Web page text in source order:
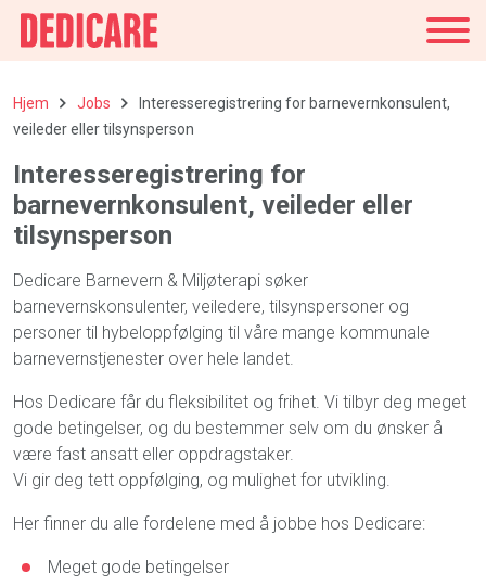
Hjem Jobs
Interesseregistrering for barnevernkonsulent,
veileder eller tilsynsperson
Interesseregistrering for
barnevernkonsulent, veileder eller
tilsynsperson
Dedicare Barnevern & Miljøterapi søker
barnevernskonsulenter, veiledere, tilsynspersoner og
personer til hybeloppfølging til våre mange kommunale
barnevernstjenester over hele landet.
Hos Dedicare får du fleksibilitet og frihet. Vi tilbyr deg meget
gode betingelser, og du bestemmer selv om du ønsker å
være fast ansatt eller oppdragstaker.
Vi gir deg tett oppfølging, og mulighet for utvikling.
Her finner du alle fordelene med å jobbe hos Dedicare:
Meget gode betingelser